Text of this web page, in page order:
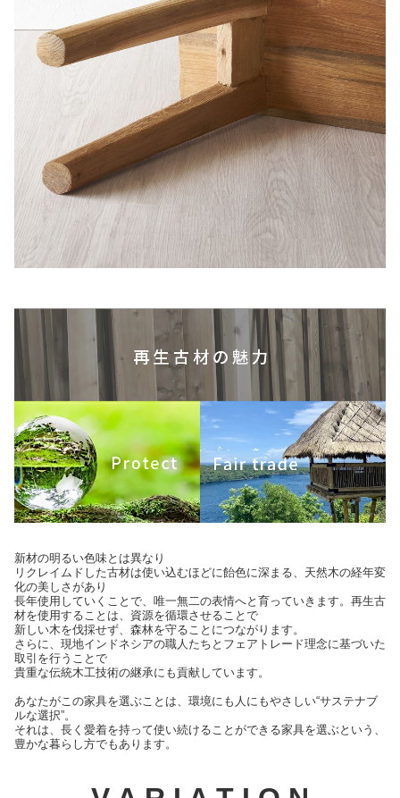
新材の明るい色味とは異なり
リクレイムドした古材は使い込むほどに飴色に深まる、天然木の経年変
化の美しさがあり
長年使用していくことで、唯一無二の表情へと育っていきます。再生古
材を使用することは、資源を循環させることで
新しい木を伐採せず、森林を守ることにつながります。
さらに、現地インドネシアの職人たちとフェアトレード理念に基づいた
取引を行うことで
貴重な伝統木工技術の継承にも貢献しています。
あなたがこの家具を選ぶことは、環境にも人にもやさしい“サステナブ
ルな選択”。
それは、長く愛着を持って使い続けることができる家具を選ぶという、
豊かな暮らし方でもあります。